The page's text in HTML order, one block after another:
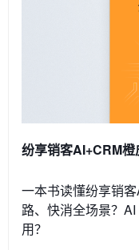
纷享销客AI+CRM
一本书读懂纷享销
路、快消全场景？
用？